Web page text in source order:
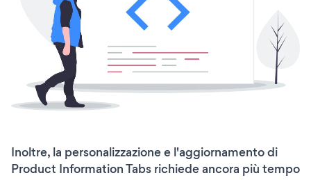
Inoltre, la personalizzazione e l'aggiornamento di
Product Information Tabs richiede ancora più tempo